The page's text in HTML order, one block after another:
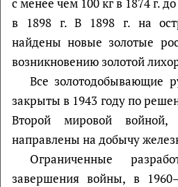
в 1898 г. В 1898 г. на
найдены новые золотые
возникновению золотой
Все золотодобывающие
закрыты в 1943 году по
Второй мировой
направлены на добычу
Ограниченные
завершения войны, в